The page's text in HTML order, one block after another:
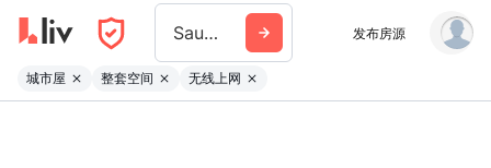
Sault Ste Marie 发布房源
城市屋 整套空间 无线上网